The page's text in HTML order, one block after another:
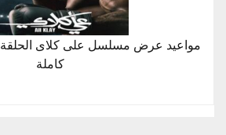
كاملة